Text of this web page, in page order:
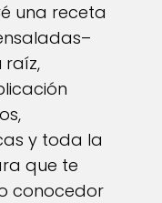
una receta
raíz,
y toda la
que te
conocedor